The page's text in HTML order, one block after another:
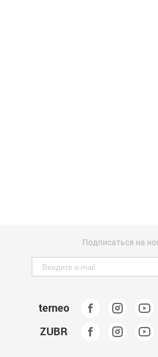
Подписаться на
terneo
ZUBR